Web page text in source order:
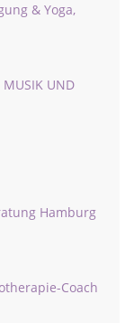
& Yoga,
MUSIK UND
Hamburg
Coach